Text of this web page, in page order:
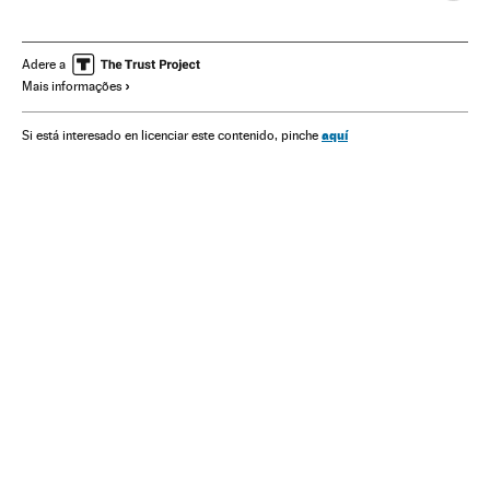
Adere a
Mais informações
Si está interesado en licenciar este contenido, pinche aquí